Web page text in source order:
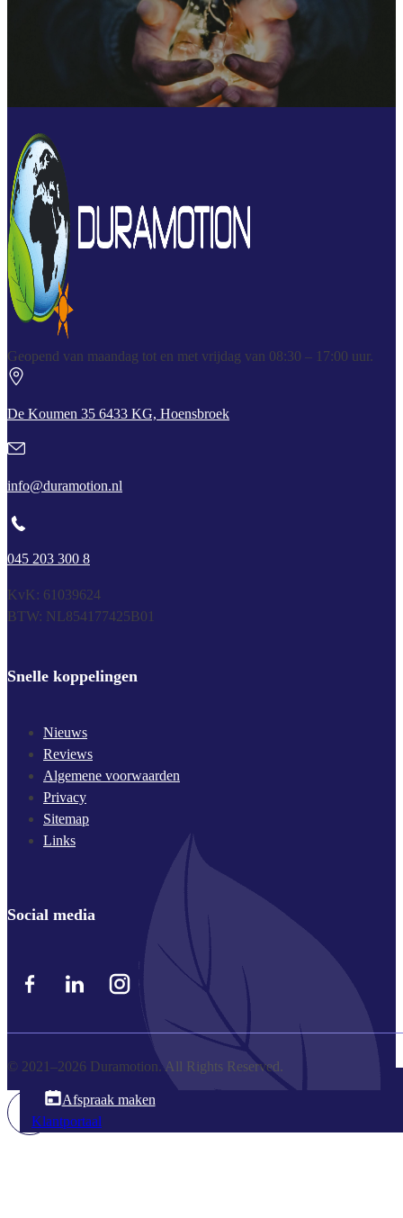
Afspraak maken
Klantportaal
Geopend van maandag tot en met vrijdag van 08:30 – 17:00 uur.
De Koumen 35 6433 KG, Hoensbroek
info@duramotion.nl
045 203 300 8
KvK: 61039624
BTW: NL854177425B01
Snelle koppelingen
Nieuws
Reviews
Algemene voorwaarden
Privacy
Sitemap
Links
Social media
© 2021–2026 Duramotion. All Rights Reserved.